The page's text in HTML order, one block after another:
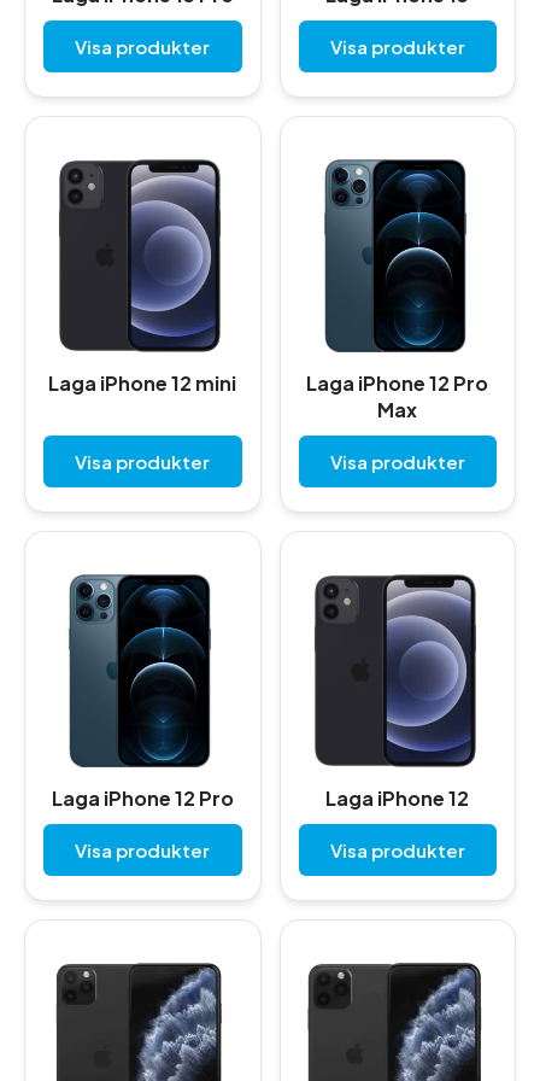
Visa produkter Visa produkter
Laga iPhone 12 mini
Visa produkter
Laga iPhone 12 Pro
Max
Visa produkter
Laga iPhone 12 Pro
Visa produkter
Laga iPhone 12
Visa produkter